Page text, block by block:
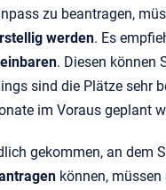
zu beantragen,
werden. Es
. Diesen können
sind die Plätze sehr
im Voraus geplant
gekommen, an dem
können, müssen